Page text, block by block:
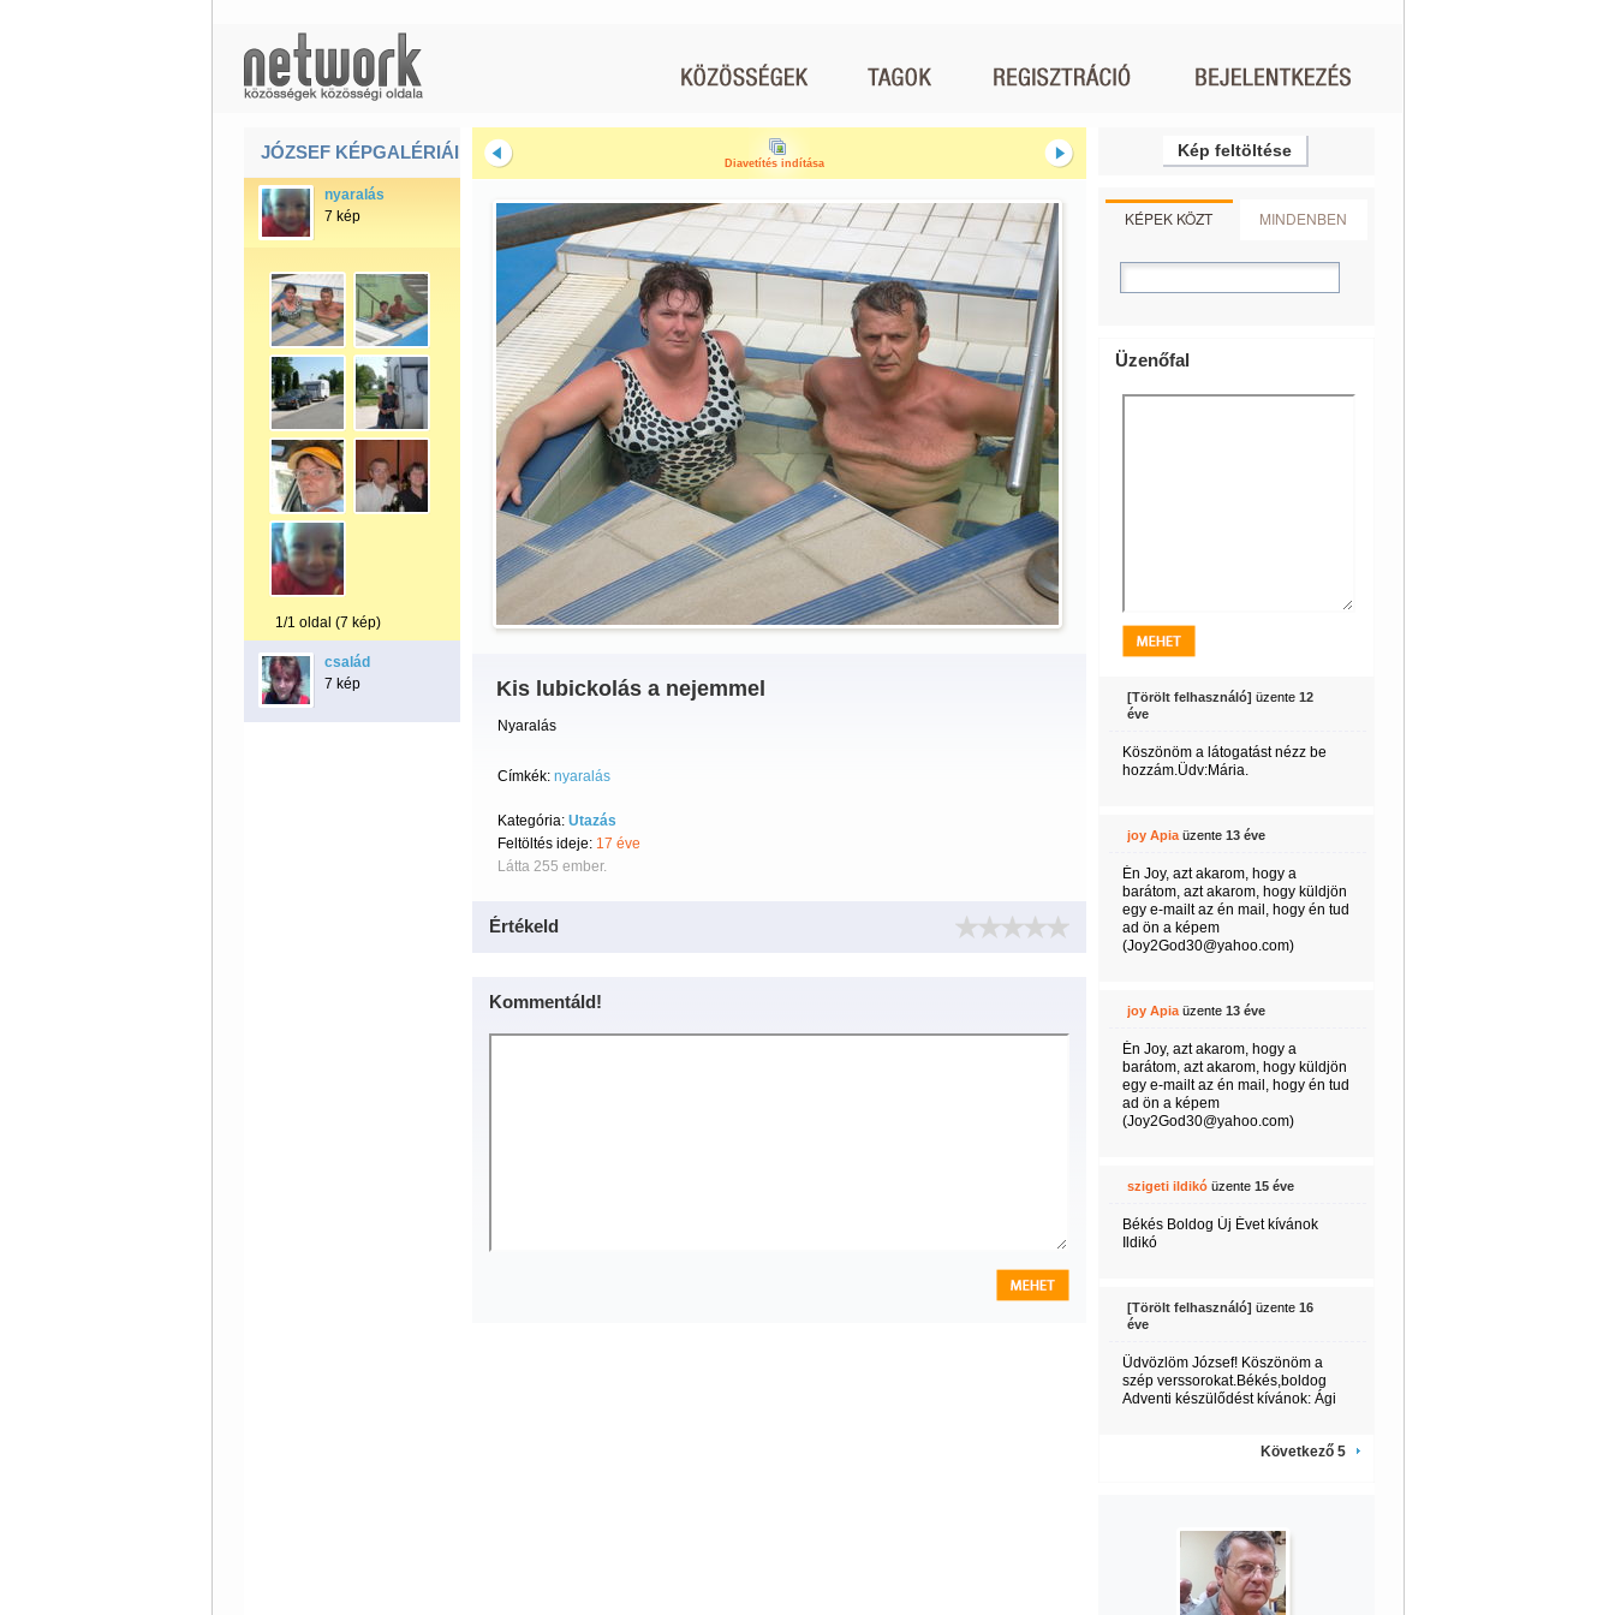
JÓZSEF KÉPGALÉRIÁI
nyaralás
7 kép
1/1 oldal (7 kép)
család
7 kép
Diavetítés indítása
Kis lubickolás a nejemmel
Nyaralás
Címkék: nyaralás
Kategória: Utazás
Feltöltés ideje: 17 éve
Látta 255 ember.
Értékeld
Kommentáld!
Kép feltöltése
KÉPEK KÖZT MINDENBEN
Üzenőfal
[Törölt felhasználó] üzente 12
éve
Köszönöm a látogatást nézz be
hozzám.Üdv:Mária.
joy Apia üzente 13 éve
Én Joy, azt akarom, hogy a
barátom, azt akarom, hogy küldjön
egy e-mailt az én mail, hogy én tud
ad ön a képem
(Joy2God30@yahoo.com)
joy Apia üzente 13 éve
Én Joy, azt akarom, hogy a
barátom, azt akarom, hogy küldjön
egy e-mailt az én mail, hogy én tud
ad ön a képem
(Joy2God30@yahoo.com)
szigeti ildikóüzente 15 éve
Békés Boldog Új Évet kívánok
Ildikó
[Törölt felhasználó] üzente 16
éve
Üdvözlöm József! Köszönöm a
szép verssorokat.Békés,boldog
Adventi készülődést kívánok: Ági
Következő 5